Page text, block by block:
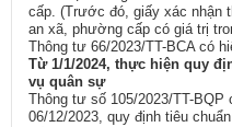
cấp. (Trước đó, giấy xác nhận
an xã, phường cấp có giá trị
Thông tư 66/2023/TT-BCA có
Từ 1/1/2024, thực hiện quy
vụ quân sự
Thông tư số 105/2023/TT-BQP
06/12/2023, quy định tiêu